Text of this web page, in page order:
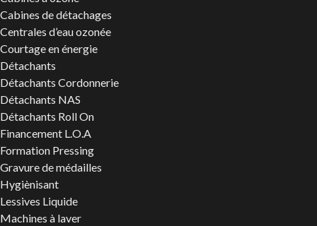
Cabines de détachages
Centrales d’eau ozonée
Courtage en énergie
Détachants
Détachants Cordonnerie
Détachants NAS
Détachants Roll On
Financement L.O.A
Formation Pressing
Gravure de médailles
Hygiènisant
Lessives Liquide
Machines à laver